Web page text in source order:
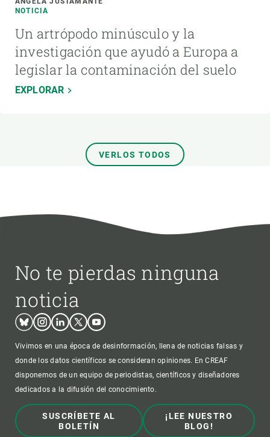
NOTICIA
Un artrópodo minúsculo y la
investigación que ayudó a Europa a
legislar la contaminación del suelo
EXPLORAR
VERLOS TODOS
No te pierdas ninguna
noticia
BlueskyInstagram
LinkedinTwitterYoutube
Vivimos en una época de desinformación, llena de noticias falsas y
donde los datos científicos se consideran opiniones. En CREAF
disponemos de un equipo de periodistas, científicos y diseñadores
dedicados a la difusión del conocimiento.
SUSCRÍBETE AL
BOLETÍN
¡LEE NUESTRO
BLOG!